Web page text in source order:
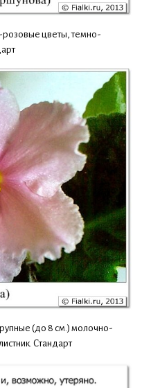
цветы, темно-
(до 8 см.) молочно-
Стандарт